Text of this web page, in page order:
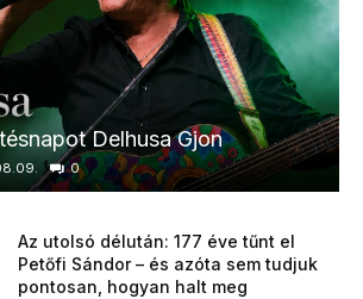
Delhusa Gjon
0
Az utolsó délután: 177 éve tűnt el
Petőfi Sándor – és azóta sem tudjuk
pontosan, hogyan halt meg